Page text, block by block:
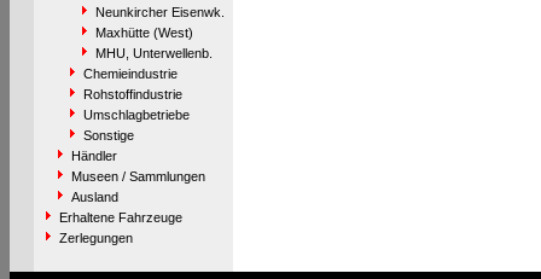
Neunkircher Eisenwk.
Maxhütte (West)
MHU, Unterwellenb.
Chemieindustrie
Rohstoffindustrie
Umschlagbetriebe
Sonstige
Händler
Museen / Sammlungen
Ausland
Erhaltene Fahrzeuge
Zerlegungen